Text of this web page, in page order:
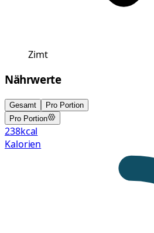
Zimt
Nährwerte
Gesamt
Pro Portion
Pro Portion
238kcal
Kalorien